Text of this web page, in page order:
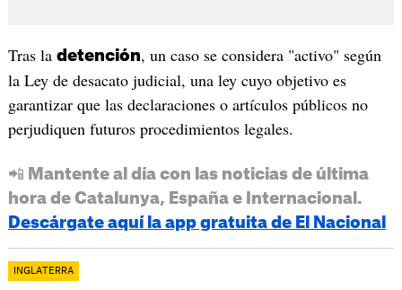
Tras la detención, un caso se considera "activo" según
la Ley de desacato judicial, una ley cuyo objetivo es
garantizar que las declaraciones o artículos públicos no
perjudiquen futuros procedimientos legales.
📲 Mantente al día con las noticias de última
hora de Catalunya, España e Internacional.
Descárgate aquí la app gratuita de El Nacional
INGLATERRA